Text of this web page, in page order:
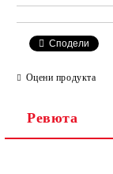
Сподели
Оцени продукта
Ревюта